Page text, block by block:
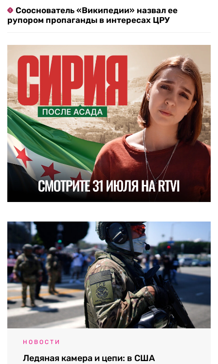
Сооснователь «Википедии» назвал ее
рупором пропаганды в интересах ЦРУ
НОВОСТИ
Ледяная камера и цепи: в США